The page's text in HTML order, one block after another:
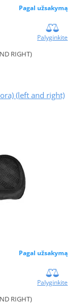
Pagal užsakymą
Palyginkite
RIGHT)
(left and right)
Pagal užsakymą
Palyginkite
RIGHT)